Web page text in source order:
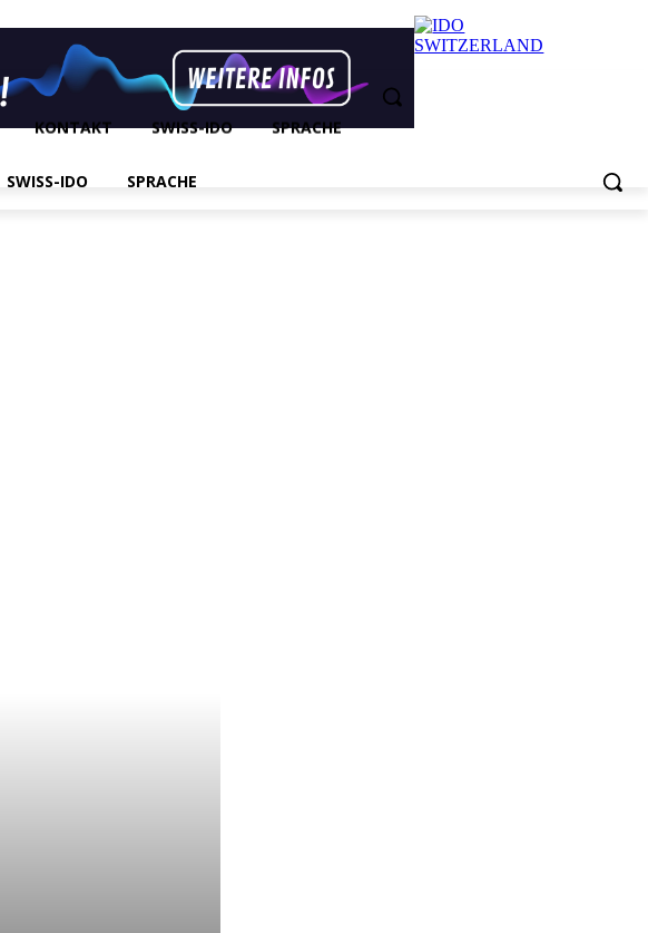
SWISS-IDO SPRACHE
KONTAKT SWISS-IDO SPRACHE